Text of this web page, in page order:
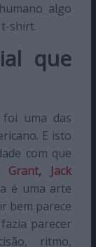
algo
t-shirt.
que
foi uma das
E isto
com que
Grant, Jack
é uma arte
bem parece
parecer
ritmo,